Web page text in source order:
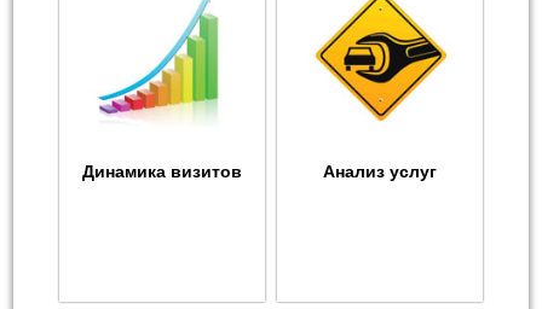
Динамика визитов Анализ услуг